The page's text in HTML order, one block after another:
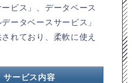
ビス」、データベース
ータベースサービス」
れており、柔軟に使え
サービス内容